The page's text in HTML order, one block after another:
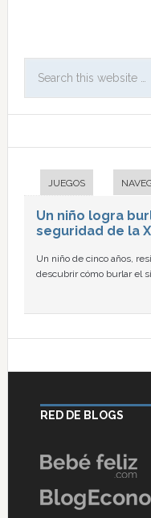
JUEGOS
Un niño logra
seguridad de la
Un niño de cinco años,
descubrir cómo burlar el
RED DE BLOGS